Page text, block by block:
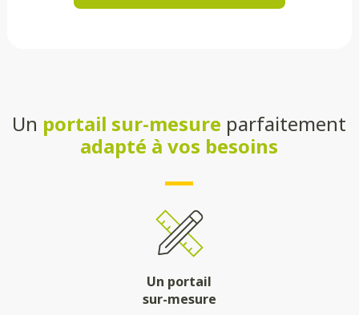
Un portail sur-mesure parfaitement
adapté à vos besoins
Un portail
sur-mesure